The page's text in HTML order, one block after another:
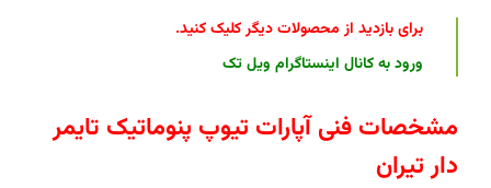
برای بازدید از محصولات دیگر کلیک کنید.
ورود به کانال اینستاگرام ویل تک
مشخصات فنی آپارات تیوپ پنوماتیک تایمر
دار تیران